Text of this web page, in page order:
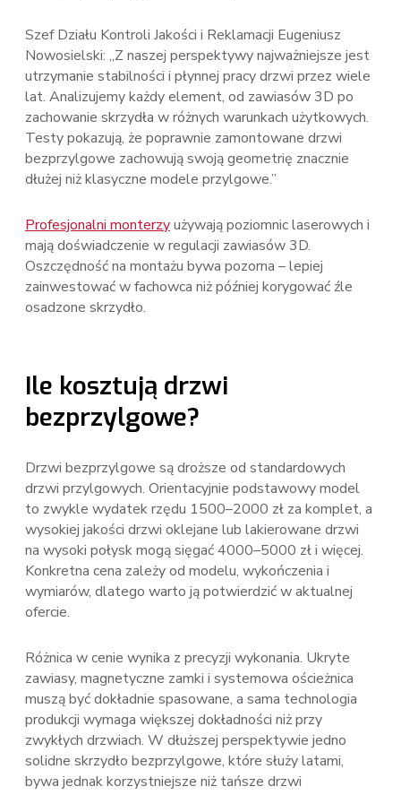
Szef Działu Kontroli Jakości i Reklamacji Eugeniusz
Nowosielski: „Z naszej perspektywy najważniejsze jest
utrzymanie stabilności i płynnej pracy drzwi przez wiele
lat. Analizujemy każdy element, od zawiasów 3D po
zachowanie skrzydła w różnych warunkach użytkowych.
Testy pokazują, że poprawnie zamontowane drzwi
bezprzylgowe zachowują swoją geometrię znacznie
dłużej niż klasyczne modele przylgowe.”
Profesjonalni monterzyużywają poziomnic laserowych i
mają doświadczenie w regulacji zawiasów 3D.
Oszczędność na montażu bywa pozorna – lepiej
zainwestować w fachowca niż później korygować źle
osadzone skrzydło.
Ile kosztują drzwi
bezprzylgowe?
Drzwi bezprzylgowe są droższe od standardowych
drzwi przylgowych. Orientacyjnie podstawowy model
to zwykle wydatek rzędu 1500–2000 zł za komplet, a
wysokiej jakości drzwi oklejane lub lakierowane drzwi
na wysoki połysk mogą sięgać 4000–5000 zł i więcej.
Konkretna cena zależy od modelu, wykończenia i
wymiarów, dlatego warto ją potwierdzić w aktualnej
ofercie.
Różnica w cenie wynika z precyzji wykonania. Ukryte
zawiasy, magnetyczne zamki i systemowa ościeżnica
muszą być dokładnie spasowane, a sama technologia
produkcji wymaga większej dokładności niż przy
zwykłych drzwiach. W dłuższej perspektywie jedno
solidne skrzydło bezprzylgowe, które służy latami,
bywa jednak korzystniejsze niż tańsze drzwi